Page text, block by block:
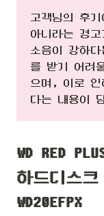
고객님의 후
아니라는 경
소음이 강하
를 받기 어려
으며, 이로 인
다는 내용이
WD RED
하드디스크
WD20EFPX